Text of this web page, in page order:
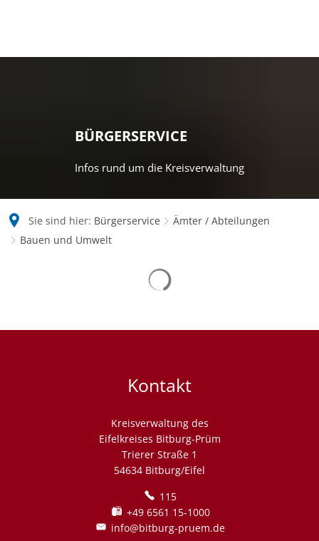
BÜRGERSERVICE
Infos rund um die Kreisverwaltung
Sie sind hier: Bürgerservice
Ämter / Abteilungen
Bauen und Umwelt
Umwelt
Kontakt
Kreisverwaltung des
Eifelkreises Bitburg-Prüm
Trierer Straße 1
54634 Bitburg/Eifel
115
+49 6561 15-1000
info@bitburg-pruem.de